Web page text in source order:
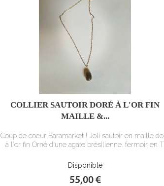
COLLIER SAUTOIR DORÉ À L'OR FIN
MAILLE &...
Coup de coeur Baramarket ! Joli sautoir en maille
à l'or fin Orné d'une agate brésilienne. fermoir en T.
Disponible
55,00 €